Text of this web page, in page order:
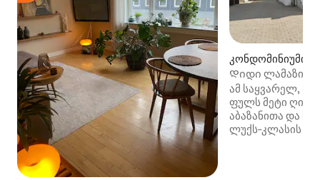
კონდომინიუმი
Დიდი ლამაზი
სამზარეულოთი
ამ საყვარელ,
ფულს მეტი
აბაზანითა და
ლუქს‑კლასის